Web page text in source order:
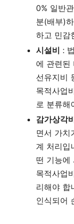
0% 일반
분(배부)
하고 민감
시설비 :
에 관련된
선유지비
목적사업
로 분류해
감가상각
면서 가치
계 처리입
떤 기능에
목적사업
리해야 합
인식되어